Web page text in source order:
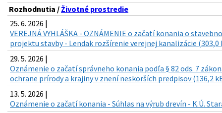
Rozhodnutia / Životné prostredie
25. 6. 2026 |
VEREJNÁ VYHLÁŠKA - OZNÁMENIE o začatí konania o
projektu stavby - Lendak rozšírenie verejnej kanalizácie (303,0
29. 5. 2026 |
Oznámenie o začatí správneho konania podľa § 82 ods. 7
ochrane prírody a krajiny v znení neskorších predpisov (136,2
13. 5. 2026 |
Oznámenie o začatí konania - Súhlas na výrub drevín - K.Ú.